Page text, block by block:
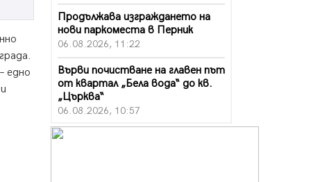
едно
Продължава изграждането на
нови паркоместа в Перник
06.08.2026, 11:22
Върви почистване на главен път
от квартал „Бела вода“ до кв.
„Църква“
06.08.2026, 10:57
Четири сигнала до пожарната в